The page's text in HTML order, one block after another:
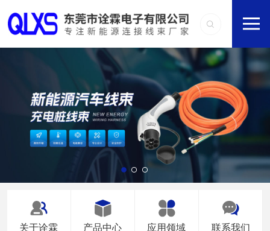
关于诠霖 产品中心 应用领域 联系我们